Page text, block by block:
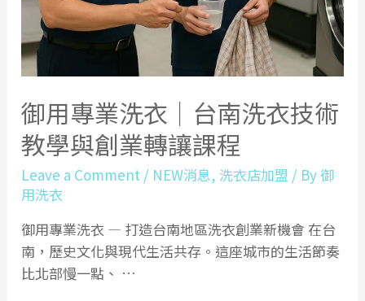
御用專業洗衣｜台南洗衣技術
教學與創業轉讓課程
Leave a Comment / NEW消息,洗衣店加盟 / By御
用洗衣
御用專業洗衣 — 打造台南地區洗衣創業新機會 在台
南，歷史文化與現代生活共存。這座城市的生活節奏
比北部慢一點、 …